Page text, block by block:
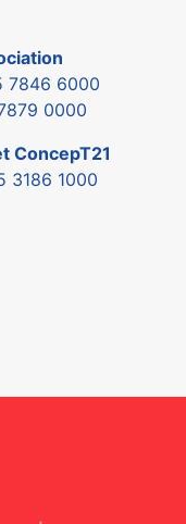
7846 6000
0000
ConcepT21
3186 1000